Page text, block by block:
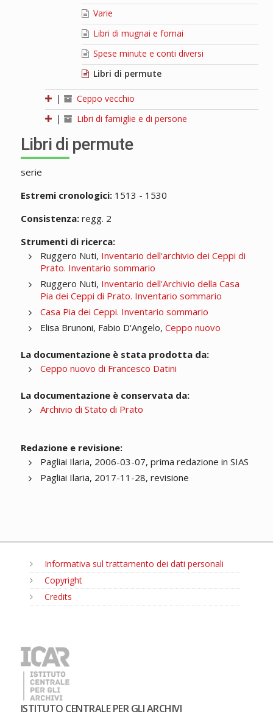
Varie
Libri di mugnai e fornai
Spese minute e conti diversi
Libri di permute
|
Ceppo vecchio
|
Libri di famiglie e di persone
Libri di permute
serie
Estremi cronologici:1513 - 1530
Consistenza:regg. 2
Strumenti di ricerca:
Ruggero Nuti, Inventario dell'archivio dei Ceppi di
Prato. Inventario sommario
Ruggero Nuti, Inventario dell'Archivio della Casa
Pia dei Ceppi di Prato. Inventario sommario
Casa Pia dei Ceppi. Inventario sommario
Elisa Brunoni, Fabio D'Angelo, Ceppo nuovo
La documentazione è stata prodotta da:
Ceppo nuovo di Francesco Datini
La documentazione è conservata da:
Archivio di Stato di Prato
Redazione e revisione:
Pagliai Ilaria, 2006-03-07, prima redazione in SIAS
Pagliai Ilaria, 2017-11-28, revisione
Informativa sul trattamento dei dati personali
Copyright
Credits
ISTITUTO CENTRALE PER GLI ARCHIVI